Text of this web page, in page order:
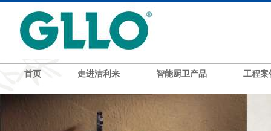
首页 走进洁利来 智能厨卫产品 工程案